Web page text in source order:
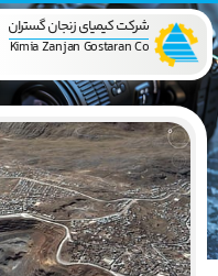
شرکت کیمیای زنجان گستران
Kimia Zanjan Gostaran Co